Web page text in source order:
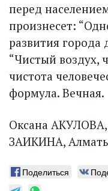
перед
произнесет:
развития города
“Чистый воздух,
чистота
формула. Вечная.
Оксана
ЗАИКИНА,
Поделиться